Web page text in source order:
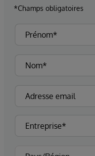
*Champs obligatoires